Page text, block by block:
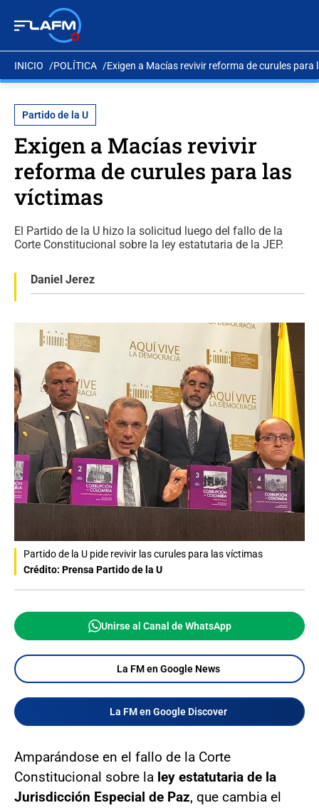
INICIO POLÍTICA Exigen a Macías revivir reforma de curules para
Partido de la U
Exigen a Macías revivir
reforma de curules para las
víctimas
El Partido de la U hizo la solicitud luego del fallo de la
Corte Constitucional sobre la ley estatutaria de la JEP.
Daniel Jerez
Partido de la U pide revivir las curules para las víctimas
Crédito: Prensa Partido de la U
Unirse al Canal de WhatsApp
La FM en Google News
La FM en Google Discover
Amparándose en el fallo de la Corte
Constitucional sobre la ley estatutaria de la
Jurisdicción Especial de Paz, que cambia el